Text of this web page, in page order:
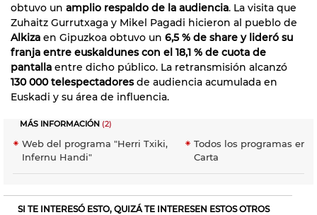
obtuvo un amplio respaldo de la audiencia. La visita que
Zuhaitz Gurrutxaga y Mikel Pagadi hicieron al pueblo de
Alkiza en Gipuzkoa obtuvo un 6,5 % de share y lideró su
franja entre euskaldunes con el 18,1 % de cuota de
pantalla entre dicho público. La retransmisión alcanzó
130 000 telespectadoresde audiencia acumulada en
Euskadi y su área de influencia.
MÁS INFORMACIÓN (2)
Web del programa "Herri Txiki,
Infernu Handi"
Todos los programas en
Carta
SI TE INTERESÓ ESTO, QUIZÁ TE INTERESEN ESTOS OTROS